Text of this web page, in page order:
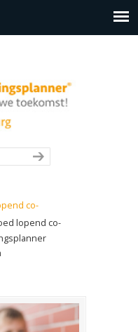
co-
lopend co-